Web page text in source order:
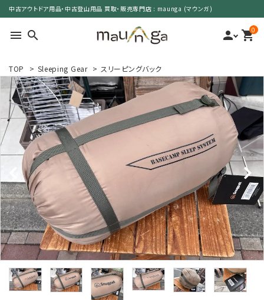
中古アウトドア用品・中古登山用品 買取・販売専門店 : maunga (マウンガ)
menu search person 0
shopping_cart
search
カテゴリーで選ぶ
サイズで選ぶ
特集で選ぶ
価格で選ぶ
買取案内
レンタル・修理
TOP > Sleeping Gear > スリーピングバック